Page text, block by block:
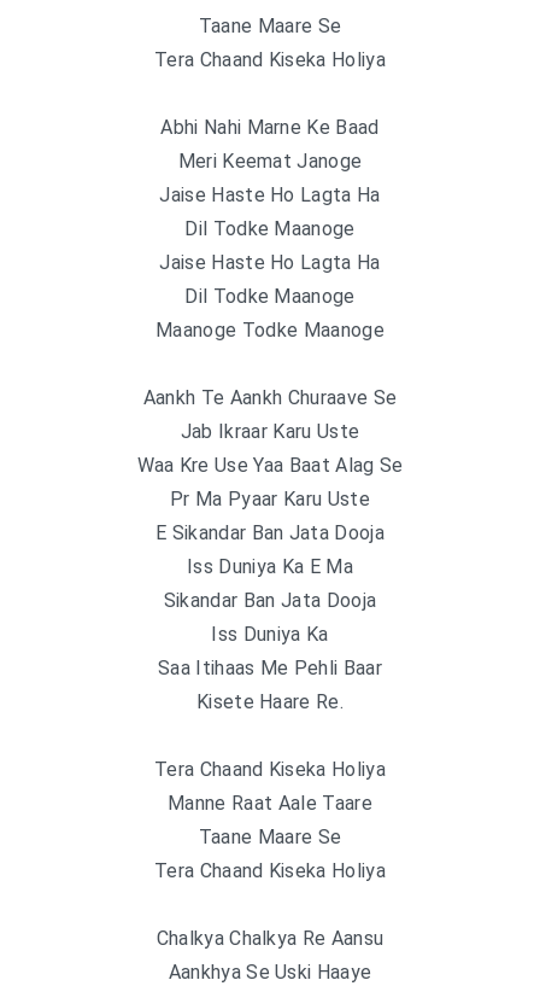
Taane Maare Se
Tera Chaand Kiseka Holiya
Abhi Nahi Marne Ke Baad
Meri Keemat Janoge
Jaise Haste Ho Lagta Ha
Dil Todke Maanoge
Jaise Haste Ho Lagta Ha
Dil Todke Maanoge
Maanoge Todke Maanoge
Aankh Te Aankh Churaave Se
Jab Ikraar Karu Uste
Waa Kre Use Yaa Baat Alag Se
Pr Ma Pyaar Karu Uste
E Sikandar Ban Jata Dooja
Iss Duniya Ka E Ma
Sikandar Ban Jata Dooja
Iss Duniya Ka
Saa Itihaas Me Pehli Baar
Kisete Haare Re.
Tera Chaand Kiseka Holiya
Manne Raat Aale Taare
Taane Maare Se
Tera Chaand Kiseka Holiya
Chalkya Chalkya Re Aansu
Aankhya Se Uski Haaye